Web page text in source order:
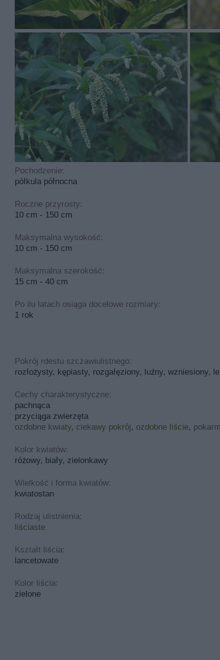
Rdest szczawiolistny to roślina, którą sadzimy w
jest łatwa. Idealny odczyn gleby to obojętny. Roślina
Najczęściej spotykane choroby dotykające tą roślinę
cyklicznego przycinania.
Pochodzenie:
półkula północna
Roczne przyrosty:
10 cm - 150 cm
Maksymalna wysokość:
10 cm - 150 cm
Maksymalna szerokość:
15 cm - 40 cm
Po ilu latach osiąga docelowe rozmiary:
1 rok
Pokrój rdestu szczawiulistnego:
rozłożysty, kępiasty, rozgałęziony, luźny, wzniesiony,
Cechy charakterystyczne:
pachnąca
przyciąga zwierzęta
ozdobne kwiaty, ciekawy pokrój, ozdobne liście,
Kolor kwiatów:
różowy, biały, zielonkawy
Wielkość i forma kwiatów:
kwiatostan
Rodzaj ulistnienia:
liściaste
Kształt liścia:
lancetowate
Kolor liścia:
zielone